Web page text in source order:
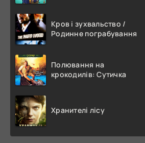
Кров і зухвальство /
Родинне пограбування
Полювання на
крокодилів: Сутичка
Хранителі лісу